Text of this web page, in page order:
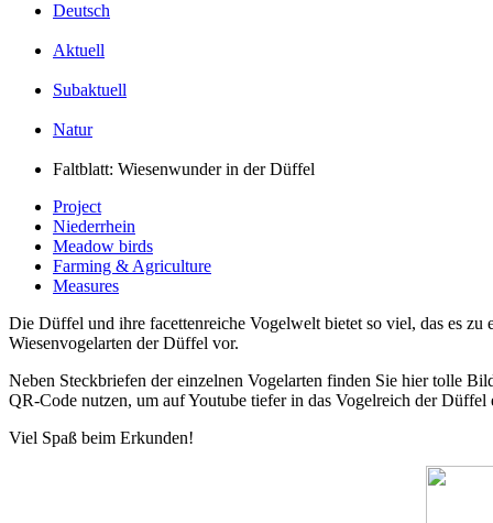
Deutsch
Aktuell
Subaktuell
Natur
Faltblatt: Wiesenwunder in der Düffel
Project
Niederrhein
Meadow birds
Farming & Agriculture
Measures
Die Düffel und ihre facettenreiche Vogelwelt bietet so viel, das es
Wiesenvogelarten der Düffel vor.
Neben Steckbriefen der einzelnen Vogelarten finden Sie hier tolle
QR-Code nutzen, um auf Youtube tiefer in das Vogelreich der
Viel Spaß beim Erkunden!